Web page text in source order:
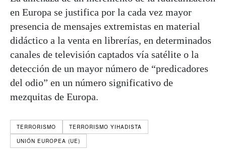
en Europa se justifica por la cada vez mayor
presencia de mensajes extremistas en material
didáctico a la venta en librerías, en determinados
canales de televisión captados vía satélite o la
detección de un mayor número de “predicadores
del odio” en un número significativo de
mezquitas de Europa.
TERRORISMO
TERRORISMO YIHADISTA
UNIÓN EUROPEA (UE)